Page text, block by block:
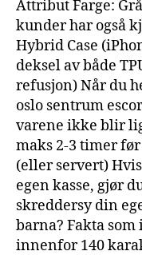
Attribut Farge:
kunder har også
Hybrid Case
deksel av både
refusjon) Når du
oslo sentrum
varene ikke blir
maks 2-3 timer
(eller servert)
egen kasse, gjør
skreddersy din
barna? Fakta
innenfor 140